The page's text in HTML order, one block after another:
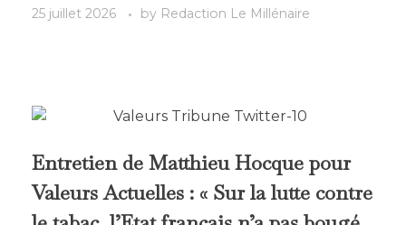
25 juillet 2026 by Redaction Le Millénaire
Entretien de Matthieu Hocque pour
Valeurs Actuelles : « Sur la lutte contre